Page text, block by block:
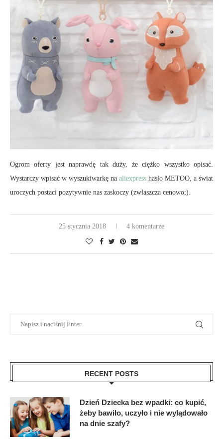
Ogrom oferty jest naprawdę tak duży, że ciężko wszystko opisać.
Wystarczy wpisać w wyszukiwarkę na aliexpress hasło METOO, a świat
uroczych postaci pozytywnie nas zaskoczy (zwłaszcza cenowo;).
25 stycznia 2018 4 komentarze
RECENT POSTS
Dzień Dziecka bez wpadki: co kupić,
żeby bawiło, uczyło i nie wylądowało
na dnie szafy?